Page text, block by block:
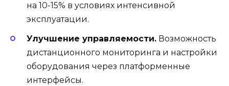
на 10-15% в условиях интенсивной
эксплуатации.
Улучшение управляемости. Возможность
дистанционного мониторинга и настройки
оборудования через платформенные
интерфейсы.